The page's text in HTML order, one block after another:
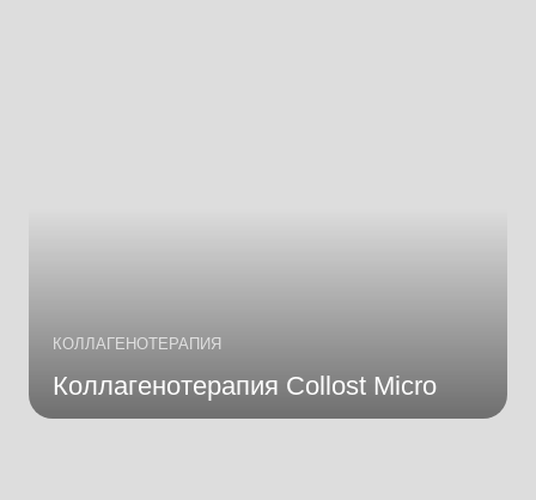
КОЛЛАГЕНОТЕРАПИЯ
Коллагенотерапия Collost Micro